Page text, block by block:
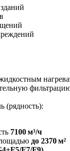
(рядность):
7100 м³/ч
до 2370 м²